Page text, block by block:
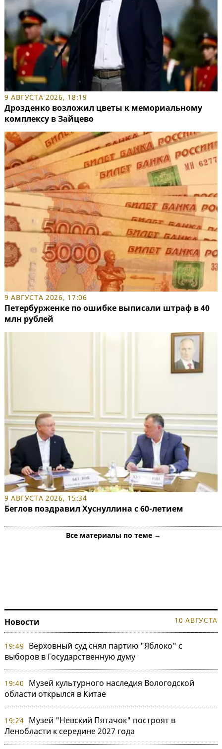
9 АВГУСТА 2026, 18:19
Дрозденко возложил цветы к мемориальному
комплексу в Зайцево
9 АВГУСТА 2026, 17:06
Петербурженке по ошибке выписали штраф в 40
млн рублей
9 АВГУСТА 2026, 15:34
Беглов поздравил Хуснуллина с 60-летием
Все материалы по теме →
Новости 10 АВГУСТА
19:49
Верховный суд снял партию "Яблоко" с
выборов в Государственную думу
19:40
Музей культурного наследия Вологодской
области открылся в Китае
19:24 Музей "Невский Пятачок" построят в
Ленобласти к середине 2027 года